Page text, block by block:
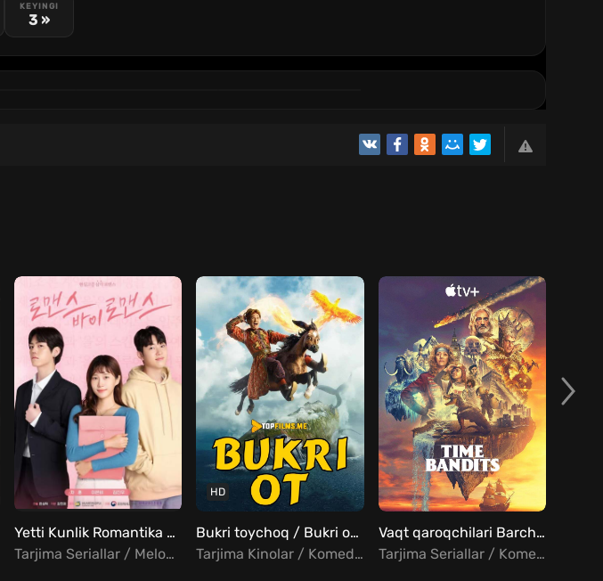
KEYINGI
3 »
Yetti Kunlik Romantika Barcha qismlar Uzbek Tilida
Tarjima Seriallar / Melodrama / Xorij Seriallar Uzbek Tilida
HD
Bukri toychoq / Bukri ot Uzbek tilida
Tarjima Kinolar / Komediya / Sarguzasht / Fentezi / Rus kinolar Uzbek Tilida
Vaqt qaroqchilari Barcha qismlar Uzbek Tilida
Tarjima Seriallar / Komediya / Sarguzasht / Oilaviy / Fentezi / Xorij Seriallar Uzbek Tilida